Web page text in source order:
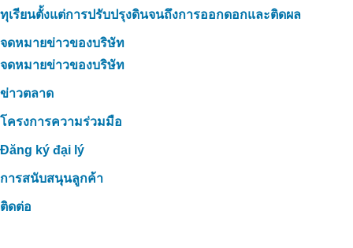
ทุเรียนตั้งแต่การปรับปรุงดินจนถึงการออกดอกและติดผล
จดหมายข่าวของบริษัท
จดหมายข่าวของบริษัท
ข่าวตลาด
โครงการความร่วมมือ
Đăng ký đại lý
การสนับสนุนลูกค้า
ติดต่อ